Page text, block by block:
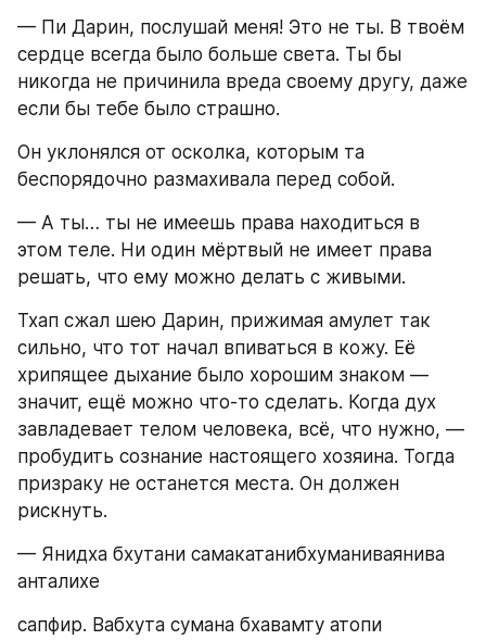
— Пи Дарин, послушай меня! Это не ты. В твоём
сердце всегда было больше света. Ты бы
никогда не причинила вреда своему другу, даже
если бы тебе было страшно.
Он уклонялся от осколка, которым та
беспорядочно размахивала перед собой.
— А ты… ты не имеешь права находиться в
этом теле. Ни один мёртвый не имеет права
решать, что ему можно делать с живыми.
Тхап сжал шею Дарин, прижимая амулет так
сильно, что тот начал впиваться в кожу. Её
хрипящее дыхание было хорошим знаком —
значит, ещё можно что-то сделать. Когда дух
завладевает телом человека, всё, что нужно, —
пробудить сознание настоящего хозяина. Тогда
призраку не останется места. Он должен
рискнуть.
— Янидха бхутани самакатанибхуманиваянива
анталихе
сапфир. Вабхута сумана бхавамту атопи